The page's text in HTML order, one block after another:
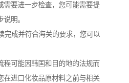
需要进一步检查，您可能需要提
明。
完成并符合海关的要求，您可以
程可能因韩国和目的地的法规而
在进口化妆品原材料之前与相关